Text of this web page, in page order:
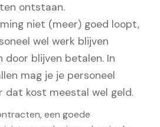
ontstaan.
niet (meer) goed loopt,
wel werk blijven
door blijven betalen. In
mag je je personeel
dat kost meestal wel geld.
een goede